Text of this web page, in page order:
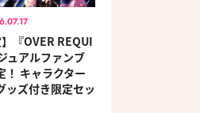
】『OVER REQUI
ュアルファンブ
！ キャラクター
ッズ付き限定セッ